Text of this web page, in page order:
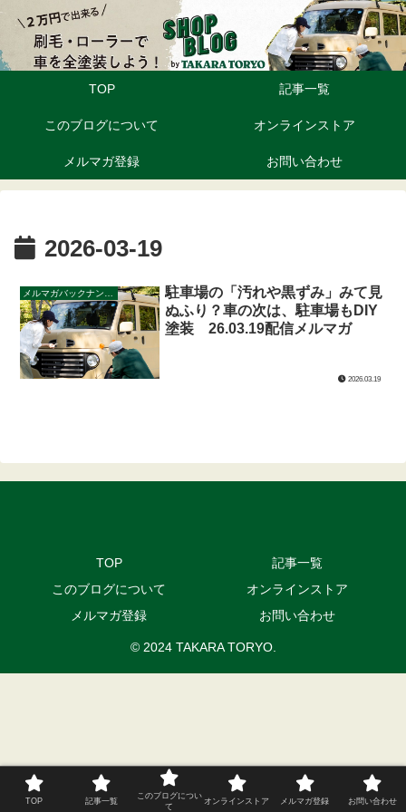
TOP 記事一覧
このブログについて オンラインストア
メルマガ登録 お問い合わせ
2026-03-19
メルマガバックナンバー
駐車場の「汚れや黒ずみ」みて見
ぬふり？車の次は、駐車場もDIY
塗装 26.03.19配信メルマガ
2026.03.19
TOP
記事一覧
このブログについて
オンラインストア
メルマガ登録
お問い合わせ
© 2024 TAKARA TORYO.
TOP 記事一覧
このブログについ
て
オンラインストア メルマガ登録 お問い合わせ